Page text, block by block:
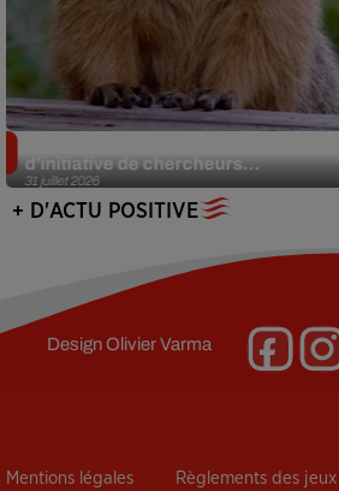
31 juillet 2026
d’initiative de chercheurs...
+ D'ACTU POSITIVE
DesignOlivier Varma
Mentions légales Règlements des jeux